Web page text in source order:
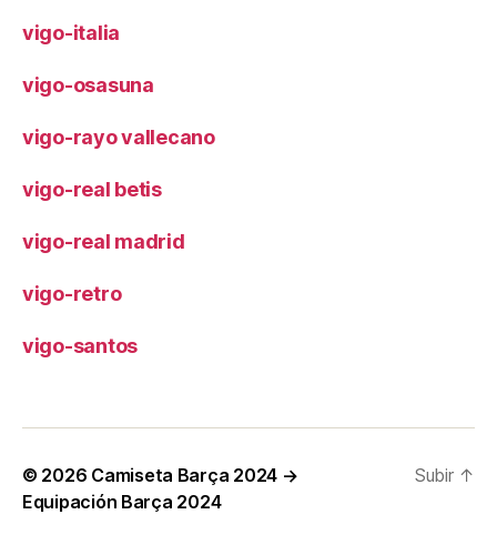
vigo-italia
vigo-osasuna
vigo-rayo vallecano
vigo-real betis
vigo-real madrid
vigo-retro
vigo-santos
© 2026 Camiseta Barça 2024 →
Equipación Barça 2024
Subir ↑